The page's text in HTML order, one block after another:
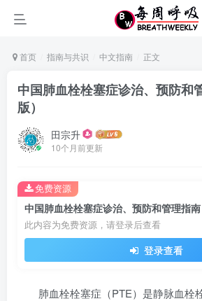
首页 指南与共识 中文指南 正文
中国肺血栓栓塞症诊治、预防和
版）
田宗升
10个月前更新
中国肺血栓栓塞症诊治、预防和管理指南
此内容为免费资源，请登录后查看
登录查看
免费资源
肺血栓栓塞症（PTE）是静脉血栓